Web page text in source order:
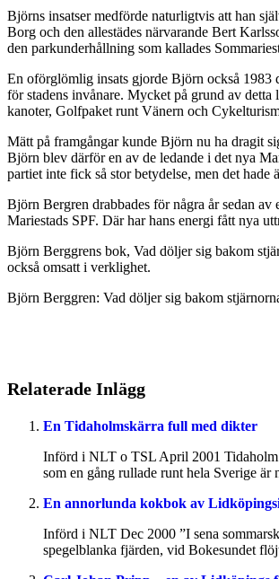
Björns insatser medförde naturligtvis att han
Borg och den allestädes närvarande Bert
den parkunderhållning som kallades
En oförglömlig insats gjorde Björn också 1983
för stadens invånare. Mycket på grund av
kanoter, Golfpaket runt Vänern och
Mätt på framgångar kunde Björn nu ha dragit
Björn blev därför en av de ledande i det nya
partiet inte fick så stor betydelse, men det
Björn Bergren drabbades för några år sedan
Mariestads SPF. Där har hans energi fått nya
Björn Berggrens bok, Vad döljer sig bakom
också omsatt i verklighet.
Björn Berggren: Vad döljer sig bakom
Relaterade Inlägg
En Tidaholmskärra full med dikter
Införd i NLT o TSL April 2001 Tidaholm
som en gång rullade runt hela Sverige
En annorlunda kokbok av
Införd i NLT Dec 2000 ”I sena
spegelblanka fjärden, vid Bokesundet